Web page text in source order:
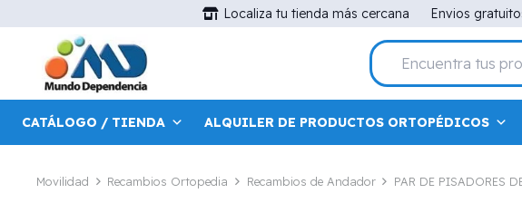
Localiza tu tienda más cercana Envios
CATÁLOGO / TIENDA ALQUILER DE PRODUCTOS ORTOPÉDICOS
Movilidad Recambios Ortopedia Recambios de Andador PAR DE PISADORES